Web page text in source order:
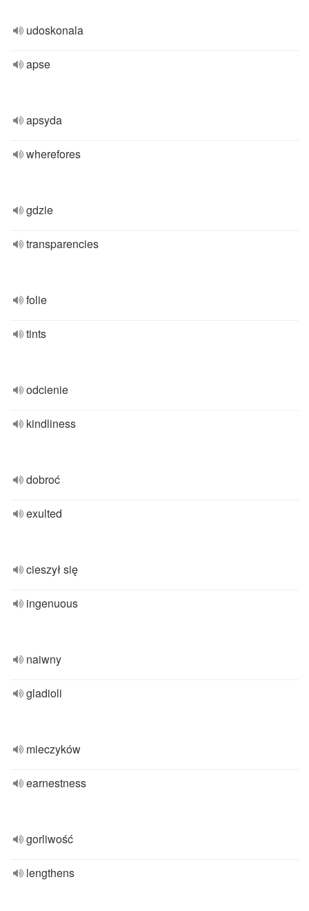
udoskonala
apse
apsyda
wherefores
gdzie
transparencies
folie
tints
odcienie
kindliness
dobroć
exulted
cieszył się
ingenuous
naiwny
gladioli
mieczyków
earnestness
gorliwość
lengthens